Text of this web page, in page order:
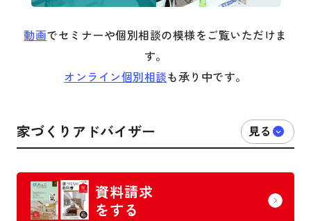
動画でセミナーや個別相談の模様をご覧いただけま
す。
オンライン個別相談も承り中です。
家づくりアドバイザー
資料請求
をする